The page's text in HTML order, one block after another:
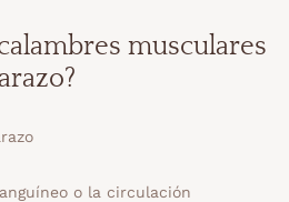
musculares
o la circulación